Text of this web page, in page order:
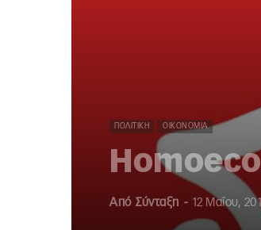
ΠΟΛΙΤΙΚΉ ΟΙΚΟΝΟΜΊΑ
Από Σύνταξη - 12 Μαΐου,